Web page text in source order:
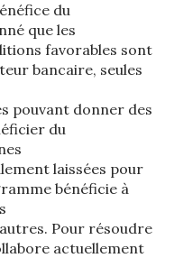
du
que les
favorables sont
bancaire, seules
pouvant donner des
du
laissées pour
bénéficie à
Pour résoudre
actuellement